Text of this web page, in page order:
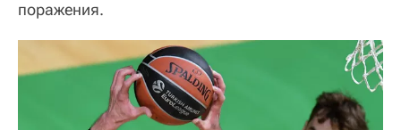
поражения.